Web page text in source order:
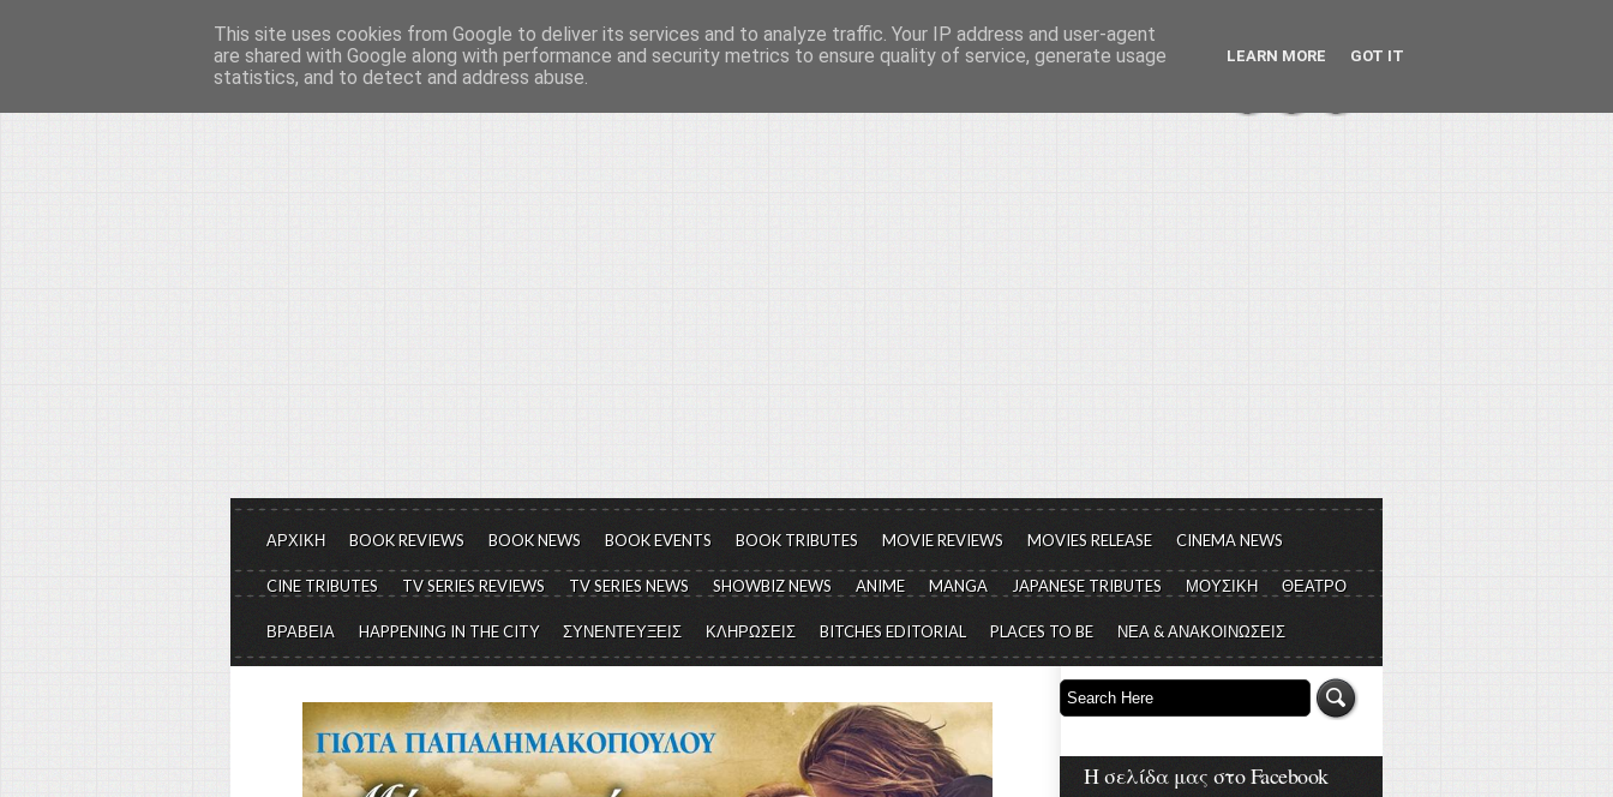
Το μεγαλείο των Τεχνών...
Είμαστε πάντα εδώ για να μιλάμε για τον πολιτισμό, σε κάθε του μορφή και έκταση...
ΑΡΧΙΚΗ BOOK REVIEWS BOOK NEWS BOOK EVENTS BOOK TRIBUTES MOVIE REVIEWS MOVIES RELEASE CINEMA NEWS
CINE TRIBUTES TV SERIES REVIEWS TV SERIES NEWS SHOWBIZ NEWS ANIME MANGA JAPANESE TRIBUTES ΜΟΥΣΙΚΗ ΘΕΑΤΡΟ
ΒΡΑΒΕΙΑ HAPPENING IN THE CITY ΣΥΝΕΝΤΕΥΞΕΙΣ ΚΛΗΡΩΣΕΙΣ BITCHES EDITORIAL PLACES TO BE ΝΕΑ & ΑΝΑΚΟΙΝΩΣΕΙΣ
Η σελίδα μας στο Facebook
This site uses cookies from Google to deliver its services and to analyze traffic. Your IP address and user-agent
are shared with Google along with performance and security metrics to ensure quality of service, generate usage
statistics, and to detect and address abuse.
LEARN MORE GOT IT